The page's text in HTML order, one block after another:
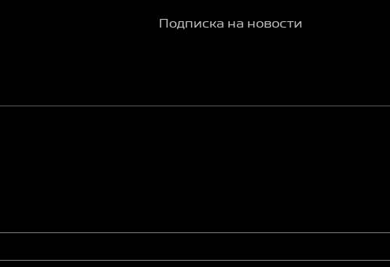
Подписка на новости